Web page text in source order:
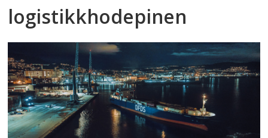
logistikkhodepinen